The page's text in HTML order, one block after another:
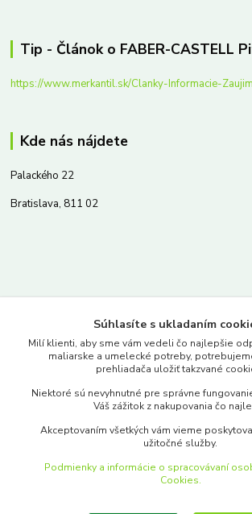
Tip - Článok o FABER-CASTELL
https://www.merkantil.sk/Clanky-Informacie-
Kde nás nájdete
Palackého 22
Bratislava, 811 02
www.merkantil.sk
Pondelok-Piatok: 9.00-17.00hod.
objednavky@merkantil-obchod.sk
Súhlasíte s ukladaním
Milí klienti, aby sme vám vedeli čo najlepšie
maliarske a umelecké potreby,
prehliadača uložiť takzvané
Niektoré sú nevyhnutné pre správne
Váš zážitok z nakupovania čo
Akceptovaním všetkých vám vieme
užitočné služby.
Podmienky a informácie o spracovávaní
Cookies.